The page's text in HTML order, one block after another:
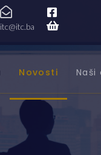
itc@itc.ba
Novosti